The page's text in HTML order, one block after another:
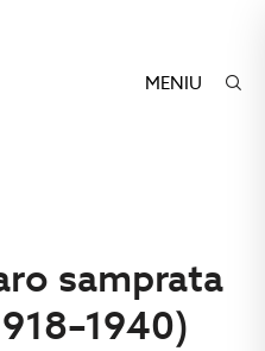
MENIU
samprata